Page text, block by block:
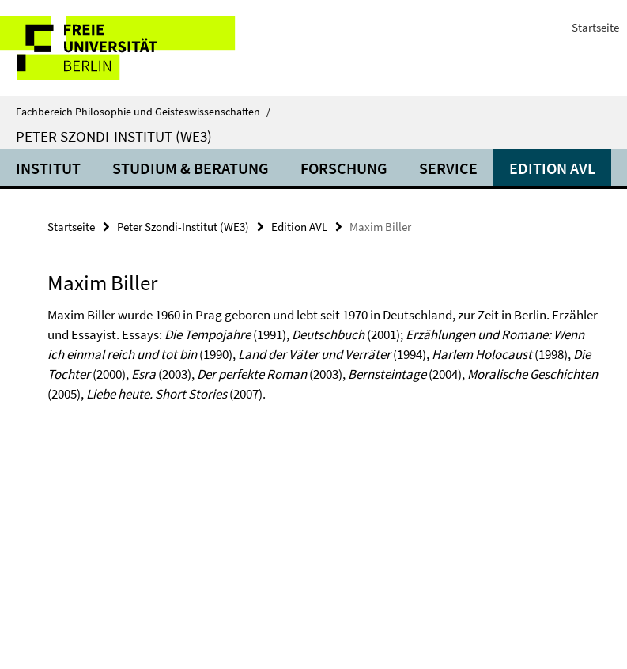
direkt
zu
Inhalt
Service-
Navigation
Startseite
Fachbereich Philosophie und Geisteswissenschaften /
PETER SZONDI-INSTITUT (WE3)
INSTITUT STUDIUM & BERATUNG FORSCHUNG SERVICE EDITION AVL
Startseite Peter Szondi-Institut (WE3) Edition AVL Maxim Biller
Maxim Biller
Maxim Biller wurde 1960 in Prag geboren und lebt seit 1970 in Deutschland, zur Zeit in Berlin. Erzähler
und Essayist. Essays: Die Tempojahre(1991),Deutschbuch(2001);Erzählungen und Romane: Wenn
ich einmal reich und tot bin(1990),Land der Väter und Verräter(1994),Harlem Holocaust(1998),Die
Tochter(2000),Esra(2003),Der perfekte Roman(2003),Bernsteintage(2004),Moralische Geschichten
(2005),Liebe heute. Short Stories(2007).